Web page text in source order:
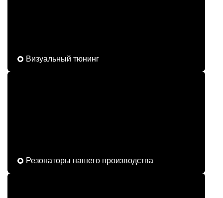
Визуальный тюнинг
Резонаторы нашего производства